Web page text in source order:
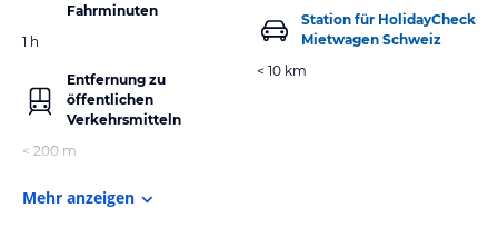
Fahrminuten
1 h
Entfernung zu
öffentlichen
Verkehrsmitteln
< 200 m
Station für HolidayCheck
Mietwagen Schweiz
< 10 km
Mehr anzeigen